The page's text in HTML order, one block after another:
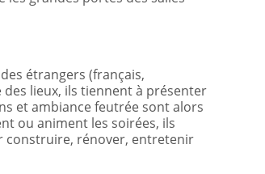
étrangers (français,
lieux, ils tiennent à présenter
et ambiance feutrée sont alors
ou animent les soirées, ils
construire, rénover, entretenir